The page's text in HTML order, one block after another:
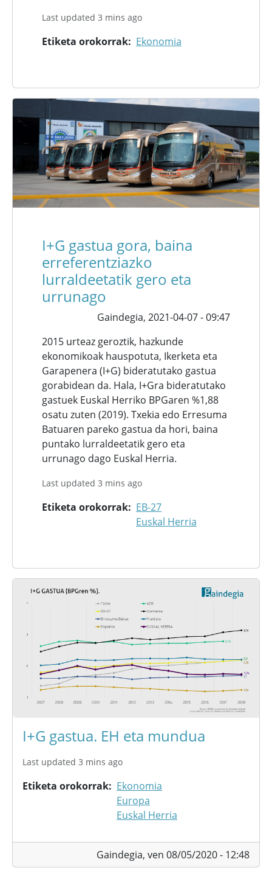
Last updated 3 mins ago
Etiketa orokorrak Ekonomia
I+G gastua gora, baina
erreferentziazko
lurraldeetatik gero eta
urrunago
Gaindegia, 2021-04-07 - 09:47
2015 urteaz geroztik, hazkunde
ekonomikoak hauspotuta, Ikerketa eta
Garapenera (I+G) bideratutako gastua
gorabidean da. Hala, I+Gra bideratutako
gastuek Euskal Herriko BPGaren %1,88
osatu zuten (2019). Txekia edo Erresuma
Batuaren pareko gastua da hori, baina
puntako lurraldeetatik gero eta
urrunago dago Euskal Herria.
Last updated 3 mins ago
Etiketa orokorrak
EB-27
Euskal Herria
I+G gastua. EH eta mundua
Last updated 3 mins ago
Etiketa orokorrak
Ekonomia
Europa
Euskal Herria
Gaindegia, ven 08/05/2020 - 12:48